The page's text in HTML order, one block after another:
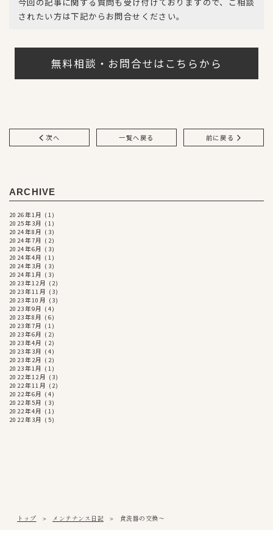
k
されたい方は下記からお問合せください。
無料相談・お問合せはこちらから
次へ 一覧へ戻る 前に戻る
ARCHIVE
2026年1月 (1)
2025年3月 (1)
2024年8月 (3)
2024年7月 (2)
2024年6月 (3)
2024年4月 (1)
2024年3月 (3)
2024年1月 (3)
2023年12月 (2)
2023年11月 (3)
2023年10月 (3)
2023年9月 (4)
2023年8月 (6)
2023年7月 (1)
2023年6月 (2)
2023年4月 (2)
2023年3月 (4)
2023年2月 (2)
2023年1月 (1)
2022年12月 (3)
2022年11月 (2)
2022年6月 (4)
2022年5月 (3)
2022年4月 (1)
2022年3月 (5)
トップ メンテナンス日記 食洗器の交換～